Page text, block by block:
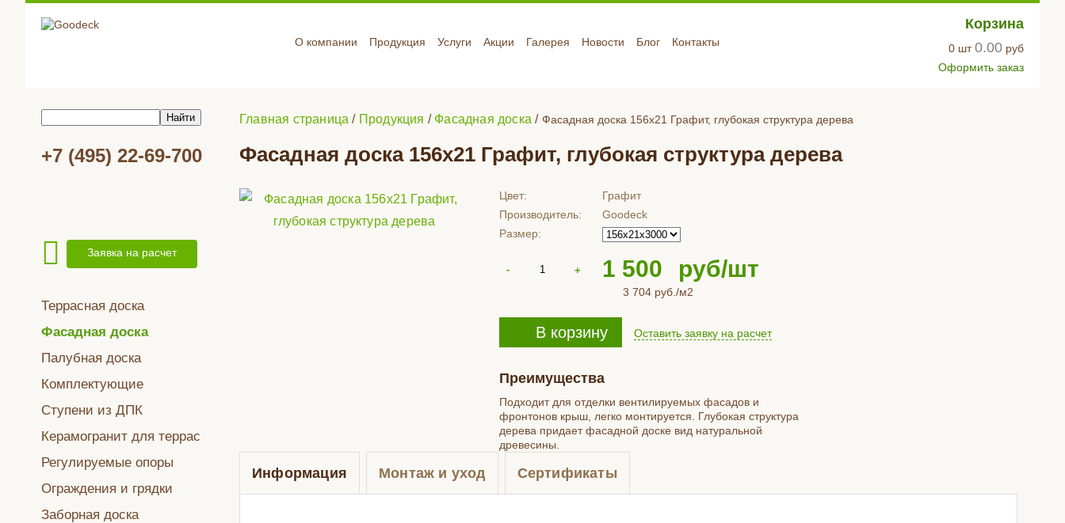
Корзина
0 шт0.00 руб
Оформить заказ
О компании Продукция Услуги Акции Галерея Новости Блог Контакты
+7 (495) 22-69-700
Заявка на расчет
Террасная доска
Фасадная доска
Палубная доска
Комплектующие
Ступени из ДПК
Керамогранит для террас
Регулируемые опоры
Ограждения и грядки
Заборная доска
Главная страница / Продукция / Фасадная доска / Фасадная доска 156x21 Графит, глубокая структура дерева
Фасадная доска 156x21 Графит, глубокая структура дерева
Цвет:
Графит
Производитель:
Goodeck
Размер:
1 500 руб/шт
3 704руб./м2
В корзину Оставить заявку на расчет
Преимущества
Подходит для отделки вентилируемых фасадов и
фронтонов крыш, легко монтируется. Глубокая структура
дерева придает фасадной доске вид натуральной
древесины.
Информация Монтаж и уход Сертификаты